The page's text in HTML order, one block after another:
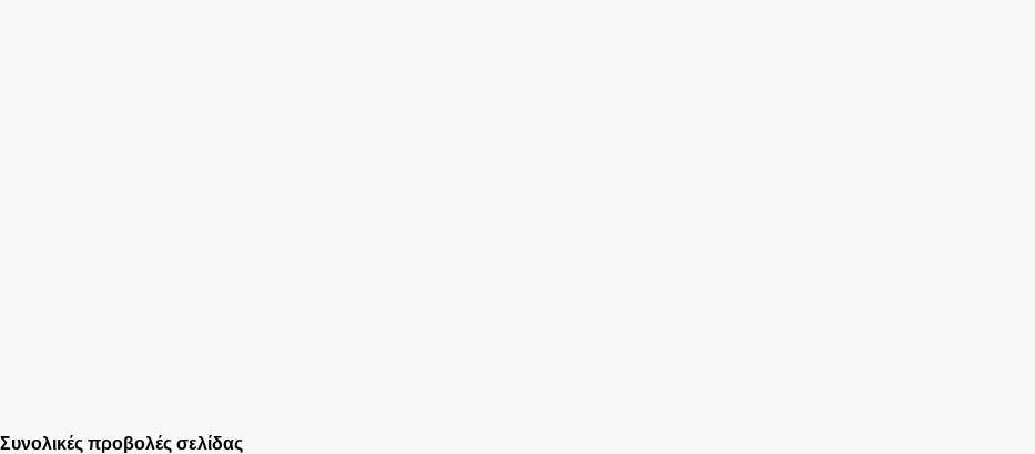
Συνολικές προβολές σελίδας